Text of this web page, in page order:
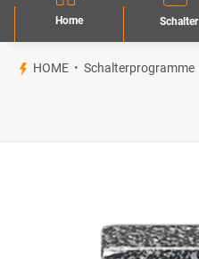
Home Schalter
HOME Schalterprogramme